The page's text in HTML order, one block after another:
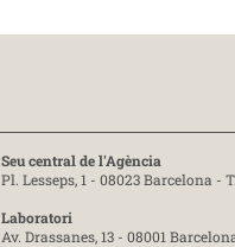
Seu central de l'Agència
Pl. Lesseps, 1 - 08023 Barcelona -
Laboratori
Av. Drassanes, 13 - 08001